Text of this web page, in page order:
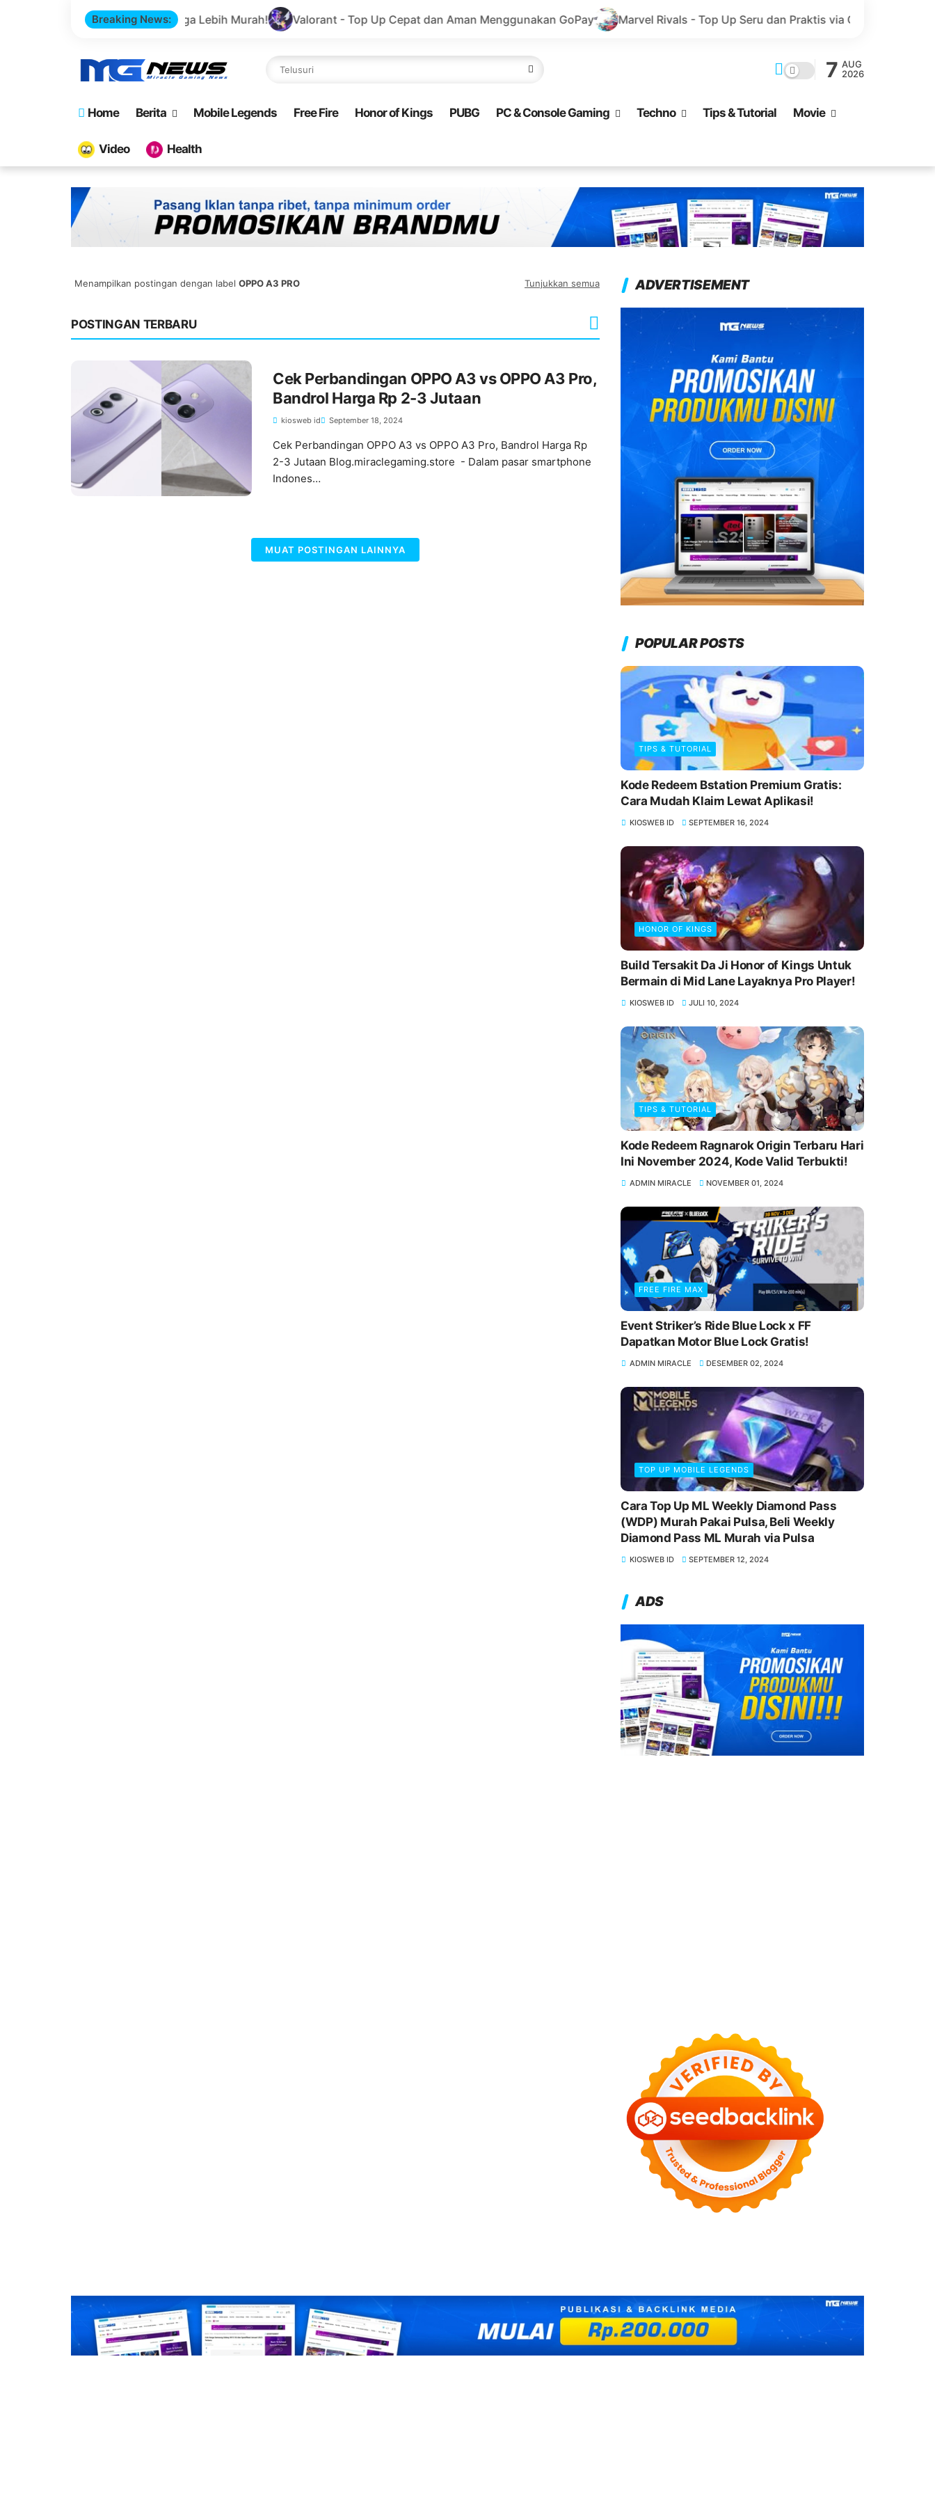
Breaking News:
Domain dan Harga Lebih Murah! Valorant - Top Up Cepat dan Aman Menggunakan GoPay Marvel Rivals - Top Up Seru dan Praktis via GoPay Ayo Bertempur di
7 AUG
2026
Home Berita Mobile Legends Free Fire Honor of Kings PUBG PC & Console Gaming Techno Tips & Tutorial Movie
Video Health
Menampilkan postingan dengan label OPPO A3 PRO Tunjukkan semua
POSTINGAN TERBARU
Cek Perbandingan OPPO A3 vs OPPO A3 Pro,
Bandrol Harga Rp 2-3 Jutaan
kiosweb id September 18, 2024
Cek Perbandingan OPPO A3 vs OPPO A3 Pro, Bandrol Harga Rp
2-3 Jutaan Blog.miraclegaming.store - Dalam pasar smartphone
Indones…
MUAT POSTINGAN LAINNYA
ADVERTISEMENT
POPULAR POSTS
TIPS & TUTORIAL
Kode Redeem Bstation Premium Gratis:
Cara Mudah Klaim Lewat Aplikasi!
KIOSWEB ID SEPTEMBER 16, 2024
HONOR OF KINGS
Build Tersakit Da Ji Honor of Kings Untuk
Bermain di Mid Lane Layaknya Pro Player!
KIOSWEB ID JULI 10, 2024
TIPS & TUTORIAL
Kode Redeem Ragnarok Origin Terbaru Hari
Ini November 2024, Kode Valid Terbukti!
ADMIN MIRACLE NOVEMBER 01, 2024
FREE FIRE MAX
Event Striker’s Ride Blue Lock x FF
Dapatkan Motor Blue Lock Gratis!
ADMIN MIRACLE DESEMBER 02, 2024
TOP UP MOBILE LEGENDS
Cara Top Up ML Weekly Diamond Pass
(WDP) Murah Pakai Pulsa, Beli Weekly
Diamond Pass ML Murah via Pulsa
KIOSWEB ID SEPTEMBER 12, 2024
ADS